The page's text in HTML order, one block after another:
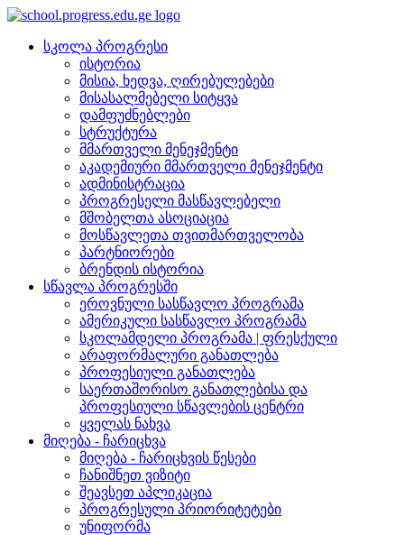
სკოლა პროგრესი
ისტორია
მისია, ხედვა, ღირებულებები
მისასალმებელი სიტყვა
დამფუძნებლები
სტრუქტურა
მმართველი მენეჯმენტი
აკადემიური მმართველი მენეჯმენტი
ადმინისტრაცია
პროგრესელი მასწავლებელი
მშობელთა ასოციაცია
მოსწავლეთა თვითმართველობა
პარტნიორები
ბრენდის ისტორია
სწავლა პროგრესში
ეროვნული სასწავლო პროგრამა
ამერიკული სასწავლო პროგრამა
სკოლამდელი პროგრამა | ფრესქული
არაფორმალური განათლება
პროფესიული განათლება
საერთაშორისო განათლებისა და
პროფესიული სწავლების ცენტრი
ყველას ნახვა
მიღება - ჩარიცხვა
მიღება - ჩარიცხვის წესები
ჩანიშნეთ ვიზიტი
შეავსეთ აპლიკაცია
პროგრესული პრიორიტეტები
უნიფორმა